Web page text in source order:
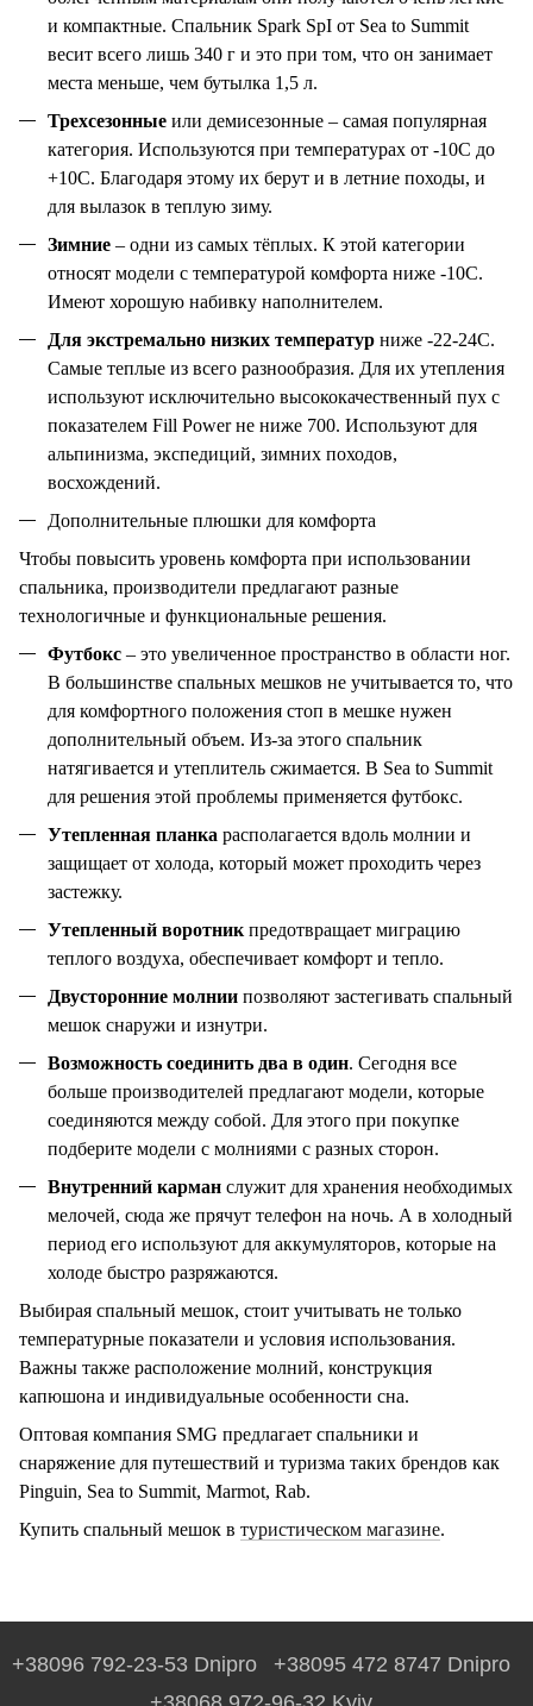
и компактные. Спальник Spark SpI от Sea to Summit
весит всего лишь 340 г и это при том, что он занимает
места меньше, чем бутылка 1,5 л.
Трехсезонные или демисезонные – самая популярная
категория. Используются при температурах от -10С до
+10С. Благодаря этому их берут и в летние походы, и
для вылазок в теплую зиму.
Зимние – одни из самых тёплых. К этой категории
относят модели с температурой комфорта ниже -10С.
Имеют хорошую набивку наполнителем.
Для экстремально низких температур ниже -22-24С.
Самые теплые из всего разнообразия. Для их утепления
используют исключительно высококачественный пух с
показателем Fill Power не ниже 700. Используют для
альпинизма, экспедиций, зимних походов,
восхождений.
Дополнительные плюшки для комфорта
Чтобы повысить уровень комфорта при использовании
спальника, производители предлагают разные
технологичные и функциональные решения.
Футбокс – это увеличенное пространство в области ног.
В большинстве спальных мешков не учитывается то, что
для комфортного положения стоп в мешке нужен
дополнительный объем. Из-за этого спальник
натягивается и утеплитель сжимается. В Sea to Summit
для решения этой проблемы применяется футбокс.
Утепленная планка располагается вдоль молнии и
защищает от холода, который может проходить через
застежку.
Утепленный воротник предотвращает миграцию
теплого воздуха, обеспечивает комфорт и тепло.
Двусторонние молнии позволяют застегивать спальный
мешок снаружи и изнутри.
Возможность соединить два в один. Сегодня все
больше производителей предлагают модели, которые
соединяются между собой. Для этого при покупке
подберите модели с молниями с разных сторон.
Внутренний карман служит для хранения необходимых
мелочей, сюда же прячут телефон на ночь. А в холодный
период его используют для аккумуляторов, которые на
холоде быстро разряжаются.
Выбирая спальный мешок, стоит учитывать не только
температурные показатели и условия использования.
Важны также расположение молний, конструкция
капюшона и индивидуальные особенности сна.
Оптовая компания SMG предлагает спальники и
снаряжение для путешествий и туризма таких брендов как
Pinguin, Sea to Summit, Marmot, Rab.
Купить спальный мешок в туристическом магазине.
+38096 792-23-53 Dnipro
+38095 472 8747 Dnipro